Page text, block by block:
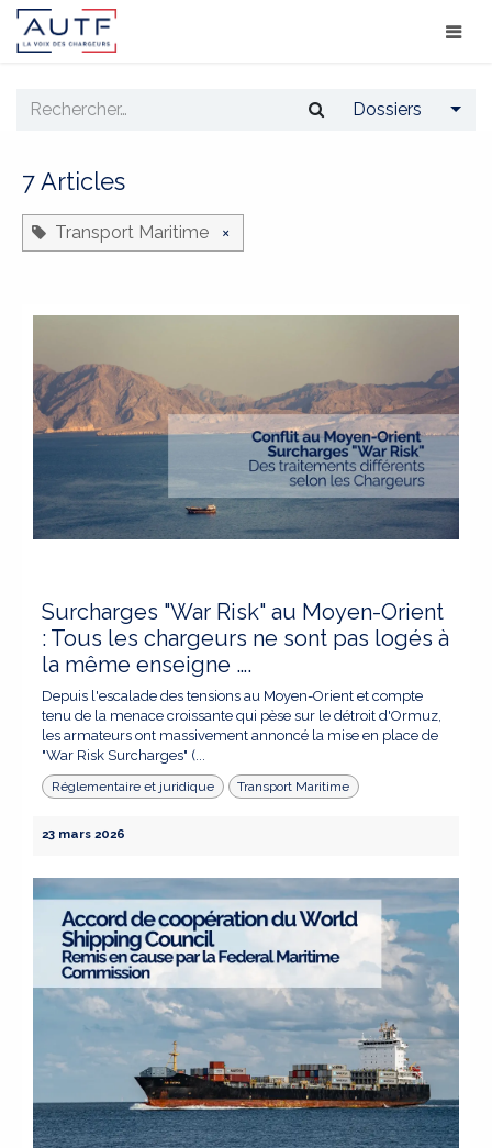
Dossiers
7 Articles
Transport Maritime ×
Surcharges "War Risk" au Moyen-Orient
: Tous les chargeurs ne sont pas logés à
la même enseigne ….
Depuis l'escalade des tensions au Moyen-Orient et compte
tenu de la menace croissante qui pèse sur le détroit d'Ormuz,
les armateurs ont massivement annoncé la mise en place de
"War Risk Surcharges" (...
Réglementaire et juridique Transport Maritime
23 mars 2026